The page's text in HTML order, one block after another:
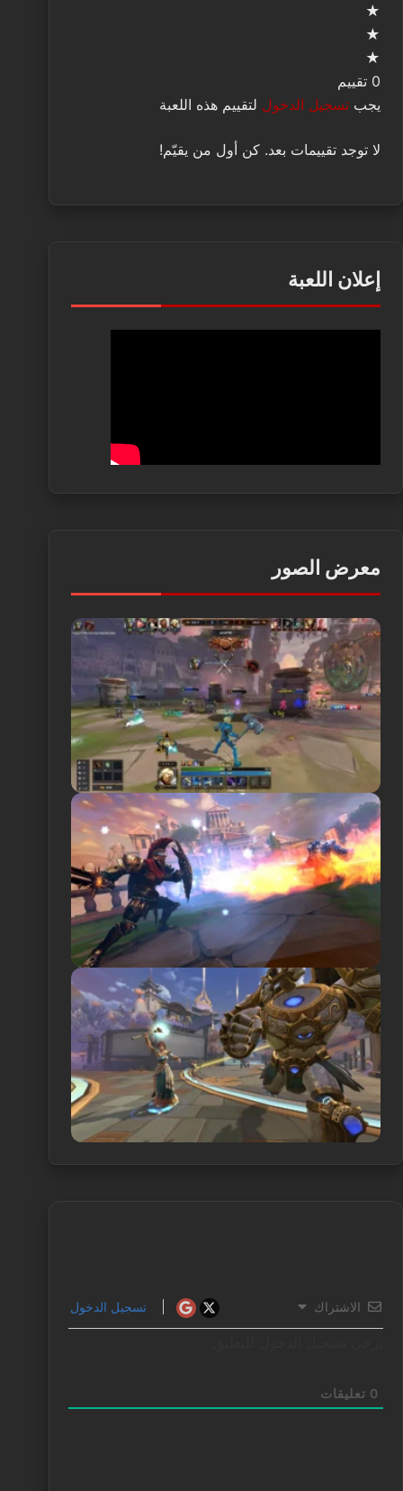
★
★
★
0 تقييم
يجب تسجيل الدخول لتقييم هذه اللعبة
لا توجد تقييمات بعد. كن أول من يقيّم!
إعلان اللعبة
معرض الصور
الاشتراك تسجيل الدخول
0 تعليقات